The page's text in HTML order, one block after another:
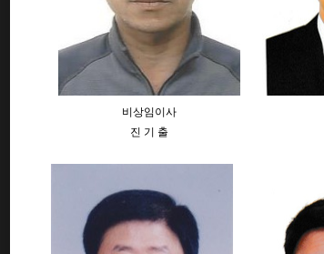
비상임이사
진 기 출